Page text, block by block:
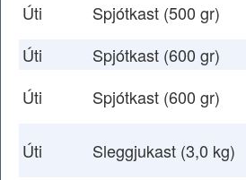
Úti
Spjótkast (500 gr)
Úti
Spjótkast (600 gr)
Úti
Spjótkast (600 gr)
Úti Sleggjukast (3,0 kg)